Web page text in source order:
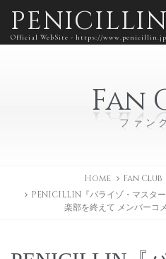
PENICILLIN
Official WebSite - https://
Fan
ファン
Home Fan Club
PENICILLIN『パライゾ・マスタ
楽部を終えて メンバーコ